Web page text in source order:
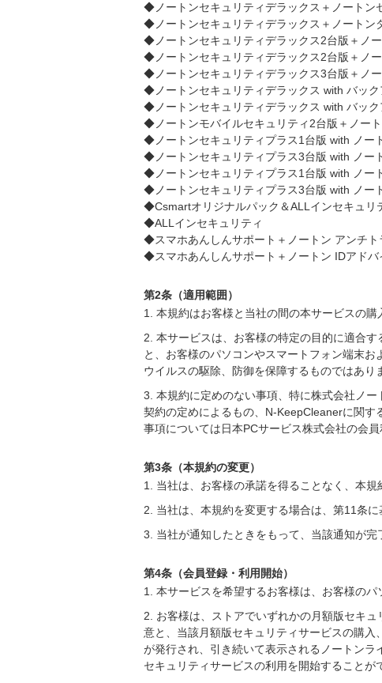
◆ノートンセキュリティデラックス＋ノートン
◆ノートンセキュリティデラックス＋ノートン
◆ノートンセキュリティデラックス2台版＋ノ
◆ノートンセキュリティデラックス2台版＋ノ
◆ノートンセキュリティデラックス3台版＋ノ
◆ノートンセキュリティデラックス with バッ
◆ノートンセキュリティデラックス with バッ
◆ノートンモバイルセキュリティ2台版＋ノー
◆ノートンセキュリティプラス1台版 with ノー
◆ノートンセキュリティプラス3台版 with ノー
◆ノートンセキュリティプラス1台版 with ノー
◆ノートンセキュリティプラス3台版 with ノー
◆Csmartオリジナルパック＆ALLインセキュリ
◆ALLインセキュリティ
◆スマホあんしんサポート＋ノートン アンチト
◆スマホあんしんサポート＋ノートン IDアドバ
第2条（適用範囲）
1. 本規約はお客様と当社の間の本サービスの購
2. 本サービスは、お客様の特定の目的に適合
と、お客様のパソコンやスマートフォン端末
ウイルスの駆除、防御を保障するものではあり
3. 本規約に定めのない事項、特に株式会社ノ
契約の定めによるもの、N-KeepCleanerに関
事項については日本PCサービス株式会社の会
第3条（本規約の変更）
1. 当社は、お客様の承諾を得ることなく、本
2. 当社は、本規約を変更する場合は、第11条に
3. 当社が通知したときをもって、当該通知が完
第4条（会員登録・利用開始）
1. 本サービスを希望するお客様は、お客様の
2. お客様は、ストアでいずれかの月額版セキ
意と、当該月額版セキュリティサービスの購
が発行され、引き続いて表示されるノートン
セキュリティサービスの利用を開始することが